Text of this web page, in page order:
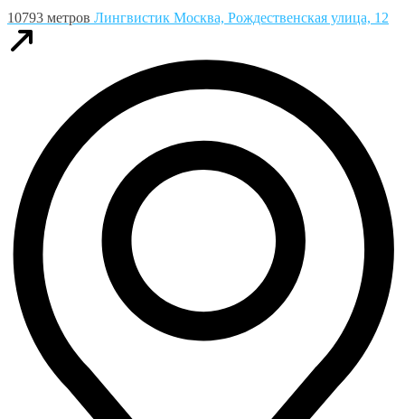
10793 метров Лингвистик Москва, Рождественская улица, 12